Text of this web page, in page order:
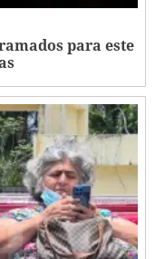
para este